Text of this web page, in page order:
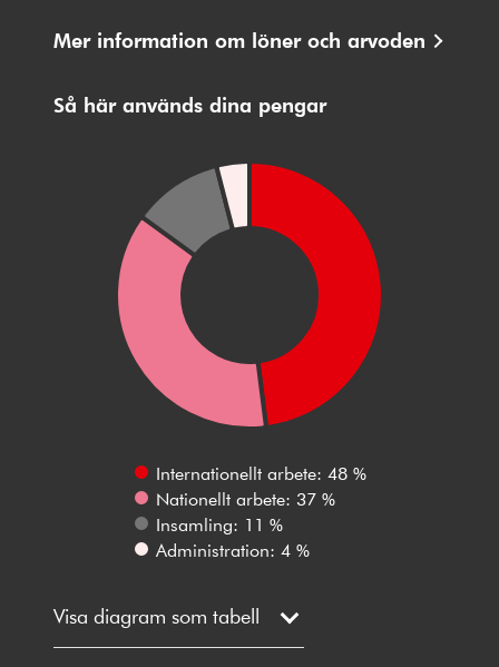
Mer information om löner och arvoden
Så här används dina pengar
Internationellt arbete: 48 %
Nationellt arbete: 37 %
Insamling: 11 %
Administration: 4 %
Visa diagram som tabell